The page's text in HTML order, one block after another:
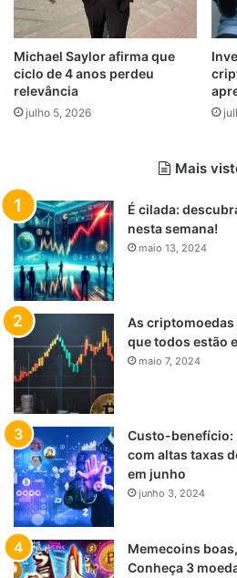
Michael Saylor afirma que
ciclo de 4 anos perdeu
relevância
julho 5, 2026
Mais
É cilada:
nesta semana!
maio 13, 2024
As criptomoedas
que todos estão
maio 7, 2024
Custo-benefício:
com altas taxas
em junho
junho 3, 2024
Memecoins
Conheça 3